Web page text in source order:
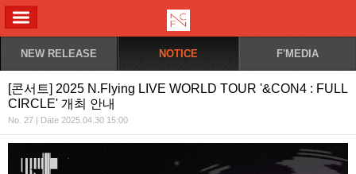
NEW RELEASE NOTICE F'MEDIA
[콘서트] 2025 N.Flying LIVE WORLD TOUR '&CON4 : FULL
CIRCLE' 개최 안내
No. 27 | Date 2025.04.30 15:00